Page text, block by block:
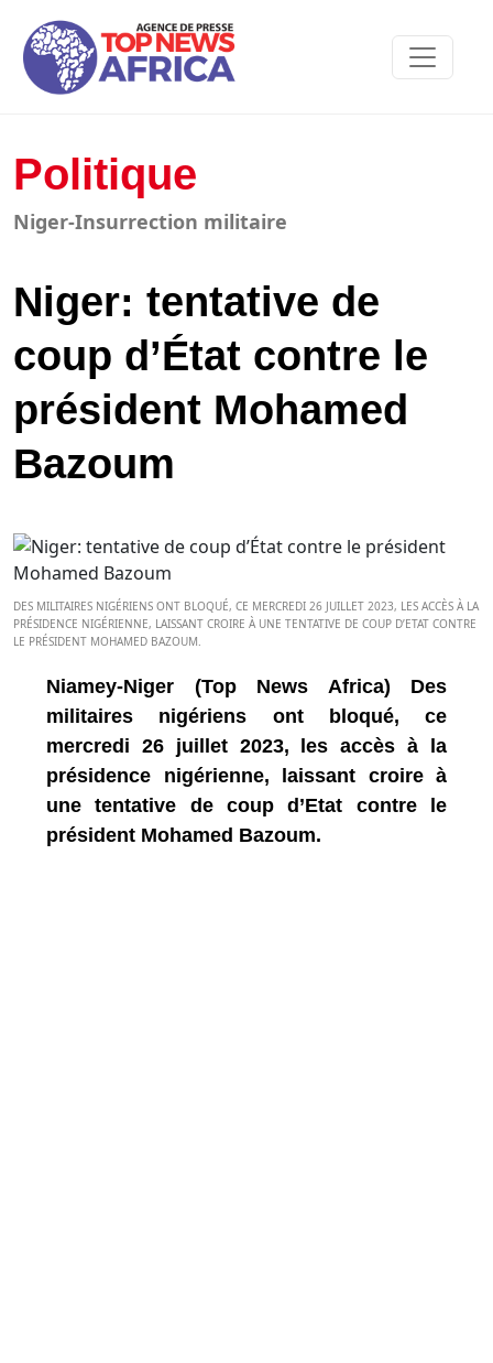
Politique
Niger-Insurrection militaire
Niger: tentative de
coup d’État contre le
président Mohamed
Bazoum
DES MILITAIRES NIGÉRIENS ONT BLOQUÉ, CE MERCREDI 26 JUILLET 2023, LES ACCÈS À LA
PRÉSIDENCE NIGÉRIENNE, LAISSANT CROIRE À UNE TENTATIVE DE COUP D’ETAT CONTRE
LE PRÉSIDENT MOHAMED BAZOUM.
Niamey-Niger (Top News Africa) Des
militaires nigériens ont bloqué, ce
mercredi 26 juillet 2023, les accès à la
présidence nigérienne, laissant croire à
une tentative de coup d’Etat contre le
président Mohamed Bazoum.